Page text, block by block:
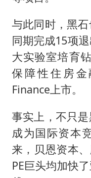
与此同时，黑
同期完成15项
大实验室培育
保障性住房金
Finance上市。
事实上，不只
成为国际资本
来，贝恩资本
PE巨头均加快